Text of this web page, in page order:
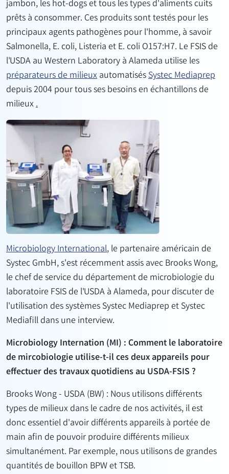
jambon, les hot-dogs et tous les types d'aliments cuits
prêts à consommer. Ces produits sont testés pour les
principaux agents pathogènes pour l'homme, à savoir
Salmonella, E. coli, Listeria et E. coli O157:H7. Le FSIS de
l'USDA au Western Laboratory à Alameda utilise les
préparateurs de milieuxautomatisésSystec Mediaprep
depuis 2004 pour tous ses besoins en échantillons de
milieux.
Microbiology International, le partenaire américain de
Systec GmbH, s'est récemment assis avec Brooks Wong,
le chef de service du département de microbiologie du
laboratoire FSIS de l'USDA à Alameda, pour discuter de
l'utilisation des systèmes Systec Mediaprep et Systec
Mediafill dans une interview.
Microbiology Internation (MI) : Comment le laboratoire
de mircobiologie utilise-t-il ces deux appareils pour
effectuer des travaux quotidiens au USDA-FSIS ?
Brooks Wong - USDA (BW) : Nous utilisons différents
types de milieux dans le cadre de nos activités, il est
donc essentiel d'avoir différents appareils à portée de
main afin de pouvoir produire différents milieux
simultanément. Par exemple, nous utilisons de grandes
quantités de bouillon BPW et TSB.